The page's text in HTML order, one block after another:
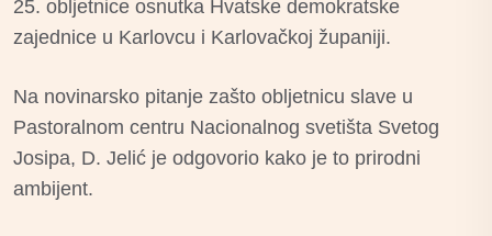
25. obljetnice osnutka Hvatske demokratske
zajednice u Karlovcu i Karlovačkoj županiji.
Na novinarsko pitanje zašto obljetnicu slave u
Pastoralnom centru Nacionalnog svetišta Svetog
Josipa, D. Jelić je odgovorio kako je to prirodni
ambijent.